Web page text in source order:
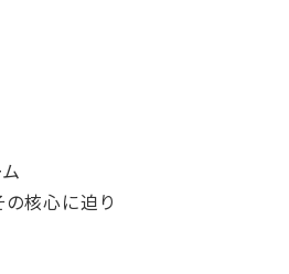
核心に迫り